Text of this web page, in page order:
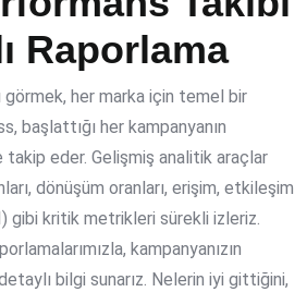
Raporlama
görmek, her marka için temel bir
başlattığı her kampanyanın
takip eder. Gelişmiş analitik araçlar
dönüşüm oranları, erişim, etkileşim
gibi kritik metrikleri sürekli izleriz.
kampanyanızın
bilgi sunarız. Nelerin iyi gittiğini,